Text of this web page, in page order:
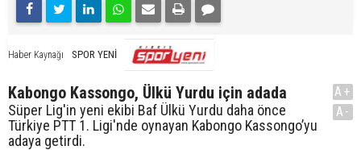
Haber Kaynağı SPOR YENİ
Kabongo Kassongo, Ülkü Yurdu için adada
Süper Lig'in yeni ekibi Baf Ülkü Yurdu daha önce
Türkiye PTT 1. Ligi'nde oynayan Kabongo Kassongo’yu
adaya getirdi.
A+
A-